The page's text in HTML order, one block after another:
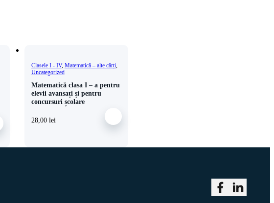
Clasele I - IV, Matematică – alte cărți,
Uncategorized
Matematică clasa I – a pentru
elevii avansați și pentru
concursuri școlare
28,00 lei
Follow me on
Follow me